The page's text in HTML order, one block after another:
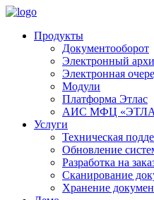
Продукты
Документооборот
Электронный
Электронная
Модули
Платформа Этлас
АИС МФЦ
Услуги
Техническая
Обновление
Разработка на
Сканирование
Хранение